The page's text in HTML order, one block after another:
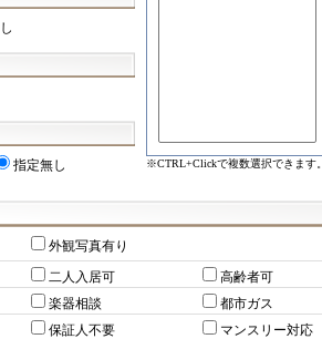
指定無し ※CTRL+Clickで複数選択できます。
外観写真有り
二人入居可 高齢者可
楽器相談
都市ガス
保証人不要
マンスリー対応